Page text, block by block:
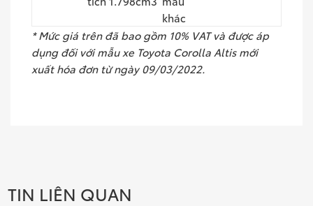
khác
* Mức giá trên đã bao gồm 10% VAT và được áp
dụng đối với mẫu xe Toyota Corolla Altis mới
xuất hóa đơn từ ngày 09/03/2022.
TIN LIÊN QUAN